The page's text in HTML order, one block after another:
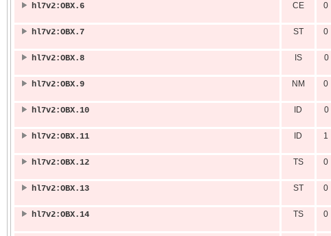
hl7v2:OBX.6
CE 0
hl7v2:OBX.7
ST 0
hl7v2:OBX.8
IS 0
hl7v2:OBX.9
NM 0
hl7v2:OBX.10
ID 0
hl7v2:OBX.11
ID 1
hl7v2:OBX.12
TS 0
hl7v2:OBX.13
ST 0
hl7v2:OBX.14
TS 0